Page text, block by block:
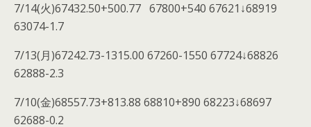
7/14(火)67432.50+500.77 67800+540 67621↓68919
63074-1.7
7/13(月)67242.73-1315.00 67260-1550 67724↓68826
62888-2.3
7/10(金)68557.73+813.88 68810+890 68223↓68697
62688-0.2